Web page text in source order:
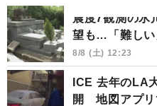
震度7観測の
望も…「難しい
8/8 (土) 12:23
ICE 去年のLA
開 地図アプリ